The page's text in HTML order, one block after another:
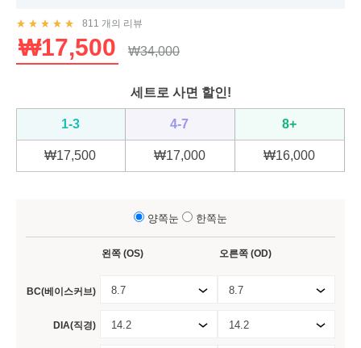
811 개의 리뷰
₩17,500 ₩34,000
세트로 사면 할인!
1-3 4-7 8+
₩17,500 ₩17,000 ₩16,000
양쪽눈 한쪽눈
BC(베이스커브)
DIA(직경)
왼쪽 (OS)
8.7
14.2
오른쪽 (OD)
8.7
14.2